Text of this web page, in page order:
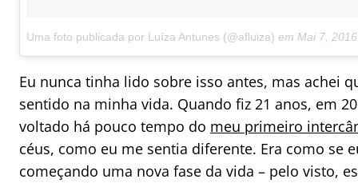
Uma foto publicada por Luíza Antunes (@afluiza) em Mai 7,
Eu nunca tinha lido sobre isso antes, mas achei
sentido na minha vida. Quando fiz 21 anos, em
voltado há pouco tempo do meu primeiro
céus, como eu me sentia diferente. Era como se
começando uma nova fase da vida – pelo visto,